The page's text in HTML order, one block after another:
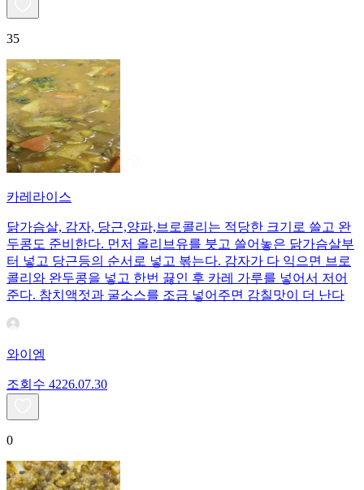
35
카레라이스
닭가슴살, 감자, 당근,양파,브로콜리는 적당한 크기로 쓸고 완
두콩도 준비한다. 먼저 올리브유를 붓고 쓸어놓은 닭가슴살부
터 넣고 당근등의 순서로 넣고 볶는다. 감자가 다 익으면 브로
콜리와 완두콩을 넣고 한번 끓인 후 카레 가루를 넣어서 저어
준다. 참치액젓과 굴소스를 조금 넣어주면 감칠맛이 더 난다
와이엠
조회수 4226.07.30
0